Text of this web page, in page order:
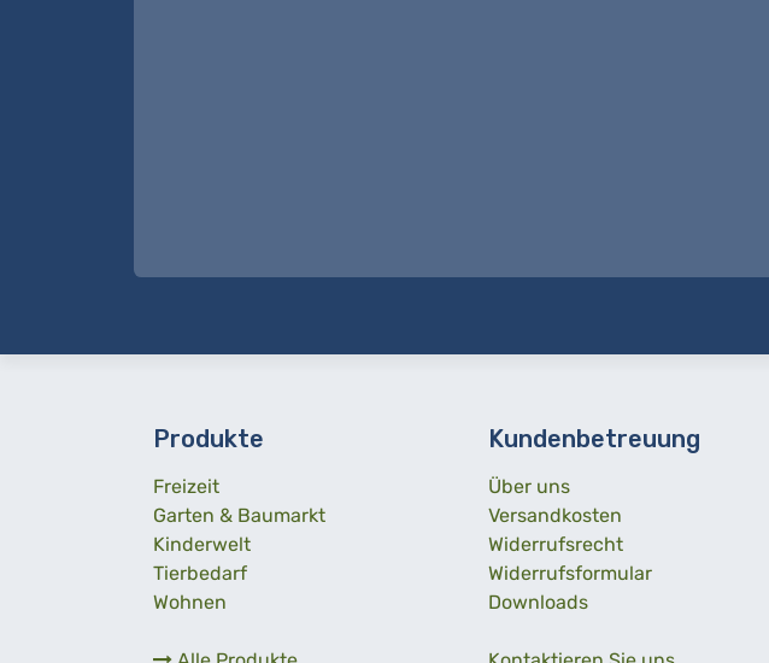
Produkte
Freizeit
Garten & Baumarkt
Kinderwelt
Tierbedarf
Wohnen
Kundenbetreuung
Über uns
Versandkosten
Widerrufsrecht
Widerrufsformular
Downloads